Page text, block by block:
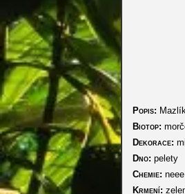
Popis:
Biotop:
Dekorace:
Dno: pelety
Chemie:
Krmení: